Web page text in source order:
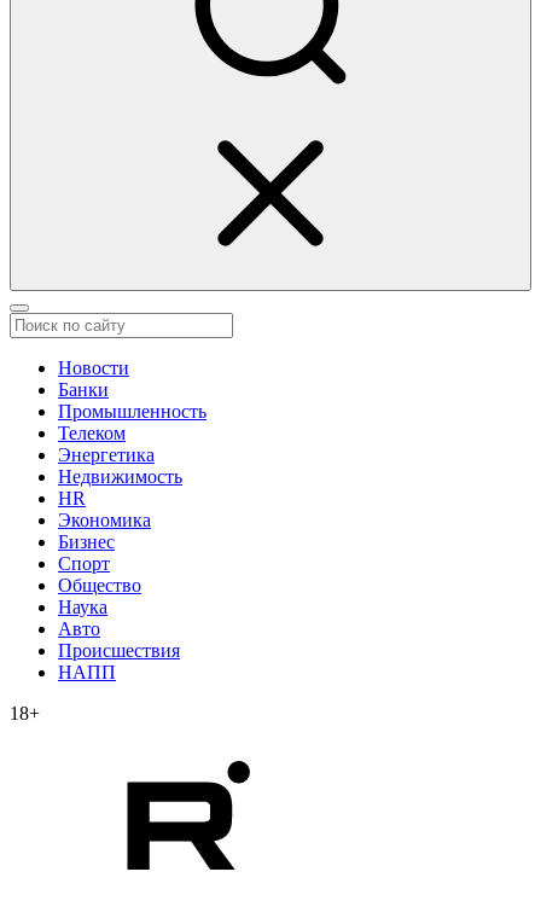
Новости
Банки
Промышленность
Телеком
Энергетика
Недвижимость
HR
Экономика
Бизнес
Спорт
Общество
Наука
Авто
Происшествия
НАПП
18+